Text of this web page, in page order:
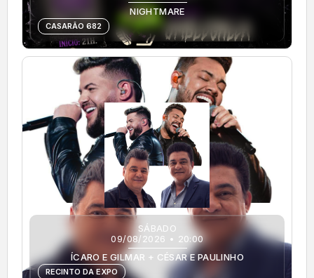
NIGHTMARE
CASARÃO 682
SÁBADO
09/08/2026 • 20:00
ÍCARO E GILMAR + CÉSAR E PAULINHO
RECINTO DA EXPO